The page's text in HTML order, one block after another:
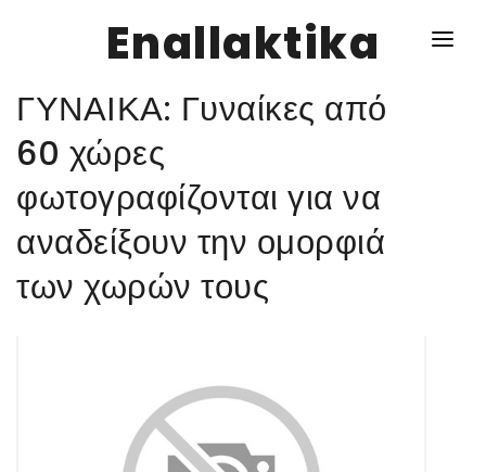
Enallaktika
NEWS
ΥΓΕΙΑ
ΣΥΝΤΑΓΕΣ
ΔΙΑΦΟΡΑ
ΓΥΝΑΙΚΑ: Γυναίκες από
60 χώρες
φωτογραφίζονται για να
αναδείξουν την ομορφιά
των χωρών τους